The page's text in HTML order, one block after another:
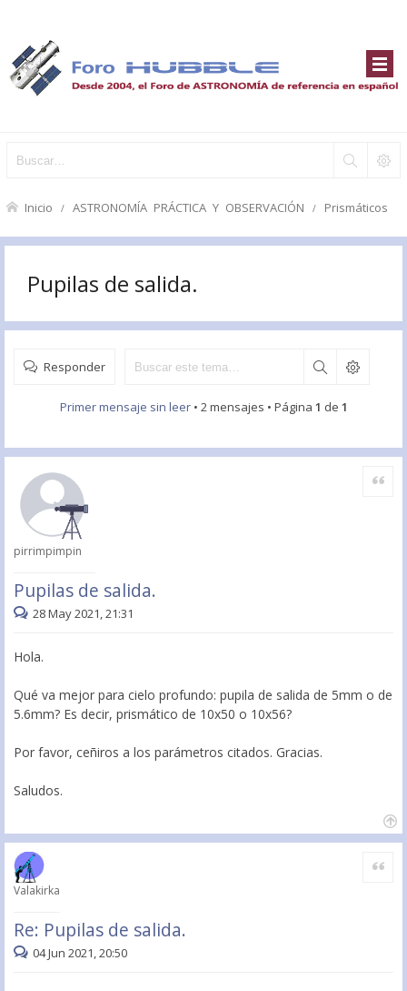
Inicio ASTRONOMÍA PRÁCTICA Y OBSERVACIÓN Prismáticos
Pupilas de salida.
Responder
Primer mensaje sin leer• 2 mensajes • Página 1 de 1
pirrimpimpin
Pupilas de salida.
Citar
28 May 2021, 21:31
Hola.
Qué va mejor para cielo profundo: pupila de salida de 5mm o de
5.6mm? Es decir, prismático de 10x50 o 10x56?
Por favor, ceñiros a los parámetros citados. Gracias.
Saludos.
Valakirka
Re: Pupilas de salida.
Citar
04 Jun 2021, 20:50